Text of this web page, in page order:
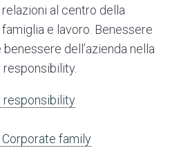
relazioni al centro della
e lavoro. Benessere
dell’azienda nella
responsibility
family